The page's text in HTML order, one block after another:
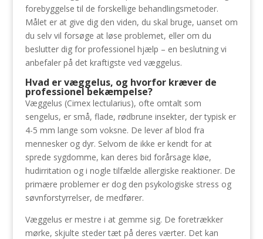
forebyggelse til de forskellige behandlingsmetoder.
Målet er at give dig den viden, du skal bruge, uanset om
du selv vil forsøge at løse problemet, eller om du
beslutter dig for professionel hjælp – en beslutning vi
anbefaler på det kraftigste ved væggelus.
Hvad er væggelus, og hvorfor kræver de
professionel bekæmpelse?
Væggelus (Cimex lectularius), ofte omtalt som
sengelus, er små, flade, rødbrune insekter, der typisk er
4-5 mm lange som voksne. De lever af blod fra
mennesker og dyr. Selvom de ikke er kendt for at
sprede sygdomme, kan deres bid forårsage kløe,
hudirritation og i nogle tilfælde allergiske reaktioner. De
primære problemer er dog den psykologiske stress og
søvnforstyrrelser, de medfører.
Væggelus er mestre i at gemme sig. De foretrækker
mørke, skjulte steder tæt på deres værter. Det kan